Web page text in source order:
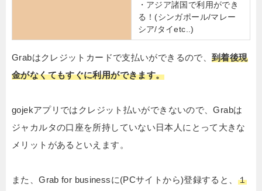
・アジア諸国で利用ができ
る！(シンガポール/マレー
シア/タイetc..)
Grabはクレジットカードで支払いができるので、 到着後現
金がなくてもすぐに利用ができます。
gojekアプリではクレジット払いができないので、Grabは
ジャカルタの口座を所持していない日本人にとって大きな
メリットがあるといえます。
また、Grab for businessに(PCサイトから)登録すると、 １